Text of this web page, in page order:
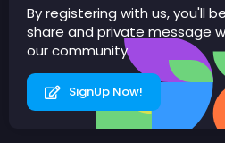
c
t
By registering with us, you'll
share and private message
our community.
SignUp Now!